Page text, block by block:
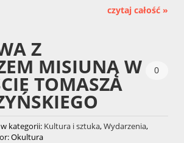
czytaj całość »
Z
MISIUNĄ W
TOMASZA
0
w kategorii: Kultura i sztuka,Wydarzenia,
Okultura